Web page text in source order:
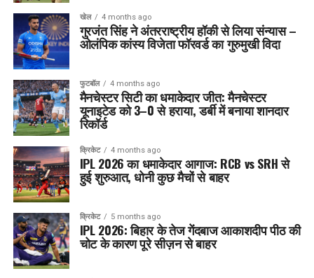
खेल 4 months ago
गुरजंत सिंह ने अंतरराष्ट्रीय हॉकी से लिया संन्यास –
ओलंपिक कांस्य विजेता फॉरवर्ड का गुरुमुखी विदा
फुटबॉल 4 months ago
मैनचेस्टर सिटी का धमाकेदार जीत: मैनचेस्टर
यूनाइटेड को 3–0 से हराया, डर्बी में बनाया शानदार
रिकॉर्ड
क्रिकेट 4 months ago
IPL 2026 का धमाकेदार आगाज: RCB vs SRH से
हुई शुरुआत, धोनी कुछ मैचों से बाहर
क्रिकेट 5 months ago
IPL 2026: बिहार के तेज गेंदबाज आकाशदीप पीठ की
चोट के कारण पूरे सीज़न से बाहर